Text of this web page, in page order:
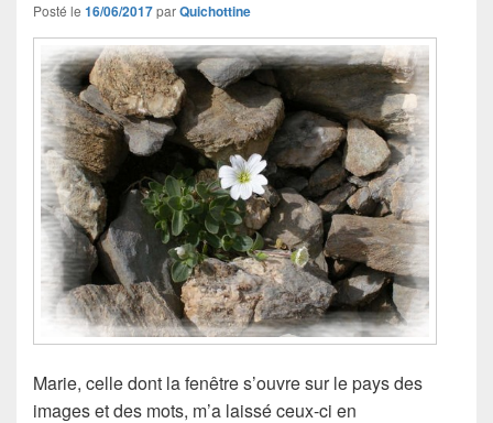
Posté le 16/06/2017parQuichottine
Marie, celle dont la fenêtre s’ouvre sur le pays des
images et des mots, m’a laissé ceux-ci en